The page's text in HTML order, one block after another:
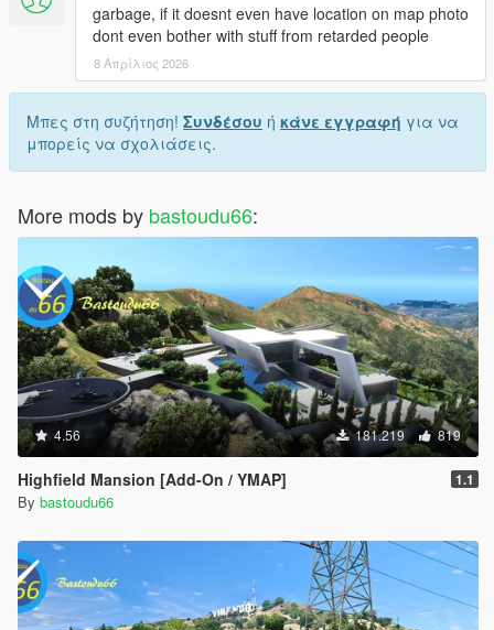
garbage, if it doesnt even have location on map photo
dont even bother with stuff from retarded people
8 Απρίλιος 2026
Μπες στη συζήτηση! Συνδέσου ή κάνε εγγραφή για να
μπορείς να σχολιάσεις.
More mods by bastoudu66:
4.56 181.219 819
Highfield Mansion [Add-On / YMAP] 1.1
By bastoudu66